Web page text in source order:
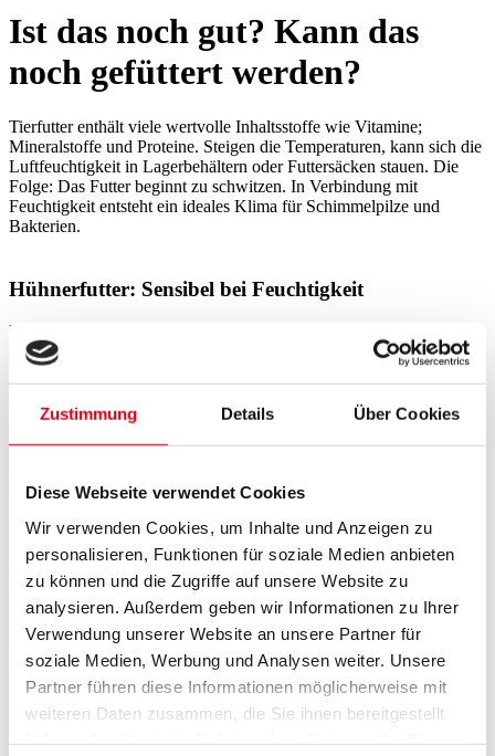
Zustimmung Details Über Cookies
Diese Webseite verwendet Cookies
Wir verwenden Cookies, um Inhalte und Anzeigen zu
personalisieren, Funktionen für soziale Medien anbieten
zu können und die Zugriffe auf unsere Website zu
analysieren. Außerdem geben wir Informationen zu Ihrer
Verwendung unserer Website an unsere Partner für
soziale Medien, Werbung und Analysen weiter. Unsere
Partner führen diese Informationen möglicherweise mit
weiteren Daten zusammen, die Sie ihnen bereitgestellt
Ist das noch gut? Kann das
noch gefüttert werden?
Tierfutter enthält viele wertvolle Inhaltsstoffe wie Vitamine;
Mineralstoffe und Proteine. Steigen die Temperaturen, kann sich die
Luftfeuchtigkeit in Lagerbehältern oder Futtersäcken stauen. Die
Folge: Das Futter beginnt zu schwitzen. In Verbindung mit
Feuchtigkeit entsteht ein ideales Klima für Schimmelpilze und
Bakterien.
Hühnerfutter: Sensibel bei Feuchtigkeit
Hühnerfutter, vor allem Legemehl oder Körnermischungen, nimmt
schnell Feuchtigkeit aus der Luft auf. Es verklumpt oder beginnt zu
riechen. Lagern Sie es daher:
Trocken und gut belüftet
Nicht direkt auf dem Boden (z. B. auf Paletten)
In geschlossenen, aber atmungsaktiven Behältern
Vermeiden Sie Lagerung in luftdichten Plastiksäcken bei Hitze –
Kaninchenfutter: Besonders anfällig für Schimmel
Strukturreiche Futtermittel wie Heu, Luzerne-Mix oder Pellets mit
Gemüse- oder Kräuteranteil sind empfindlich. Achten Sie bei
Kaninchenfutter auf:
Kühle, luftige Lagerorte
Regelmäßige Kontrolle auf Geruch und Aussehen